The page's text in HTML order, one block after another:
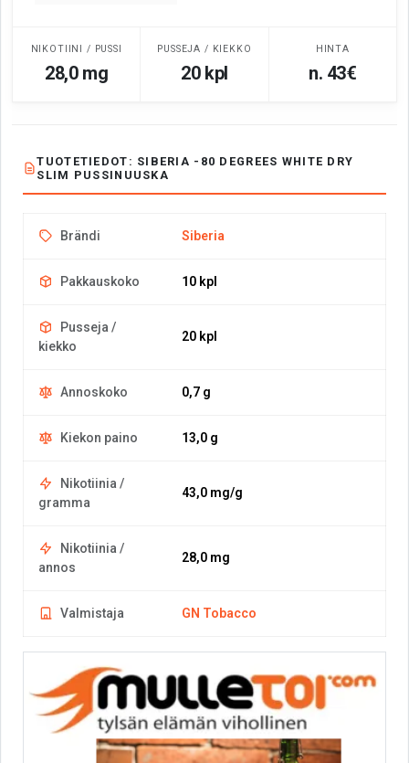
NIKOTIINI / PUSSI
28,0 mg
PUSSEJA / KIEKKO
20 kpl
HINTA
n. 43€
TUOTETIEDOT: SIBERIA -80 DEGREES WHITE DRY
SLIM PUSSINUUSKA
Brändi Siberia
Pakkauskoko 10 kpl
Pusseja /
kiekko
20 kpl
Annoskoko 0,7 g
Kiekon paino 13,0 g
Nikotiinia /
gramma
43,0 mg/g
Nikotiinia /
annos
28,0 mg
Valmistaja GN Tobacco